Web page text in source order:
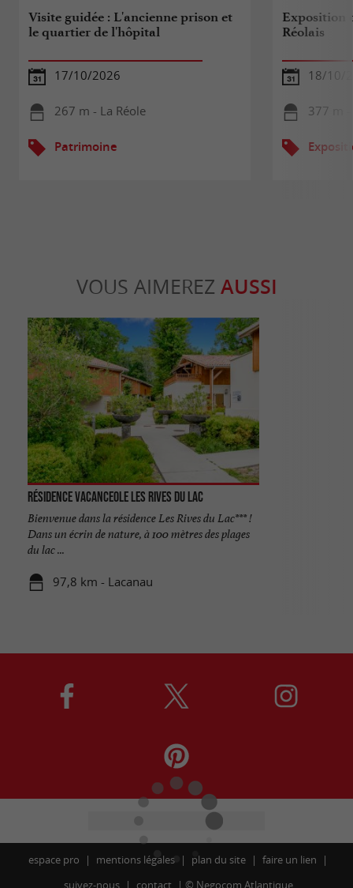
Visite guidée : L'ancienne prison et
le quartier de l'hôpital
17/10/2026
267 m - La Réole
Patrimoine
Exposition
Réolais
18/10/
377 m -
VOUS AIMEREZ AUSSI
Résidence Vacanceole les Rives du Lac
Bienvenue dans la résidence Les Rives du Lac*** !
Dans un écrin de nature, à 100 mètres des plages
du lac ...
97,8 km - Lacanau
espace pro mentions légales plan du site
faire un lien